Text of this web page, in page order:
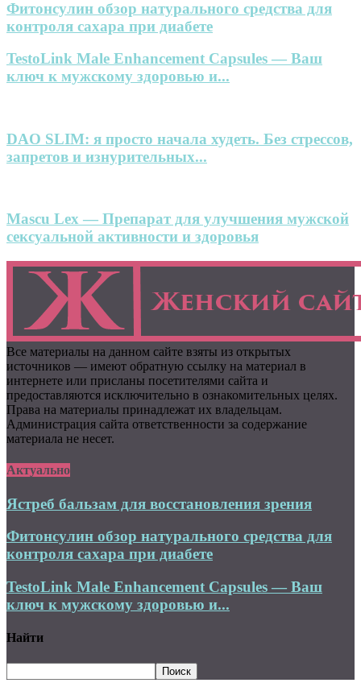
Фитонсулин обзор натурального средства для
контроля сахара при диабете
TestoLink Male Enhancement Capsules — Ваш
ключ к мужскому здоровью и...
DAO SLIM: я просто начала худеть. Без стрессов,
запретов и изнурительных...
Mascu Lex — Препарат для улучшения мужской
сексуальной активности и здоровья
Все материалы на данном сайте взяты из открытых
источников — имеют обратную ссылку на материал в
интернете или присланы посетителями сайта и
предоставляются исключительно в ознакомительных целях.
Права на материалы принадлежат их владельцам.
Администрация сайта ответственности за содержание
материала не несет.
Актуально
Ястреб бальзам для восстановления зрения
Фитонсулин обзор натурального средства для
контроля сахара при диабете
TestoLink Male Enhancement Capsules — Ваш
ключ к мужскому здоровью и...
Найти